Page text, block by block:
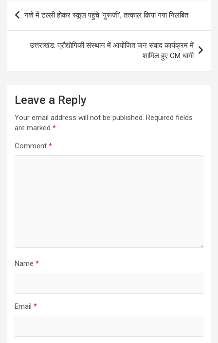
Post
navigation
नशे में टल्ली होकर स्कूल पहुंचे ‘गुरूजी’, तत्काल किया गया निलंबित
उत्तराखंड: प्रौद्योगिकी संस्थान में आयोजित जन संवाद कार्यक्रम में
शामिल हुए CM धामी
Leave a Reply
Your email address will not be published. Required fields
are marked *
Comment *
Name *
Email *